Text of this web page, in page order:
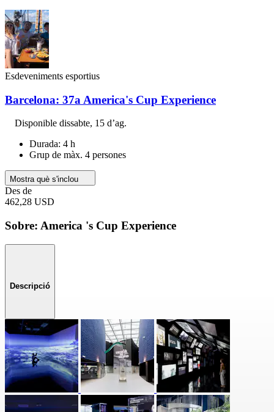
Esdeveniments esportius
Barcelona: 37a America's Cup Experience
Disponible dissabte, 15 d’ag.
Durada: 4 h
Grup de màx. 4 persones
Mostra què s'inclou
Des de
462,28 USD
Sobre: America 's Cup Experience
Descripció